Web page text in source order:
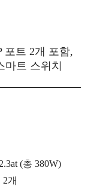
포트 2개 포함,
마트 스위치
(총 380W)
2개